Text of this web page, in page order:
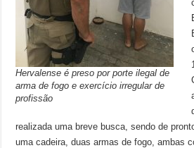
Hervalense é preso por porte ilegal de
arma de fogo e exercício irregular de
profissão
realizada uma breve busca, sendo de
uma cadeira, duas armas de fogo, ambas